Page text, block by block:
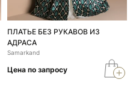
ПЛАТЬЕ БЕЗ РУКАВОВ ИЗ
АДРАСА
Samarkand
Цена по запросу